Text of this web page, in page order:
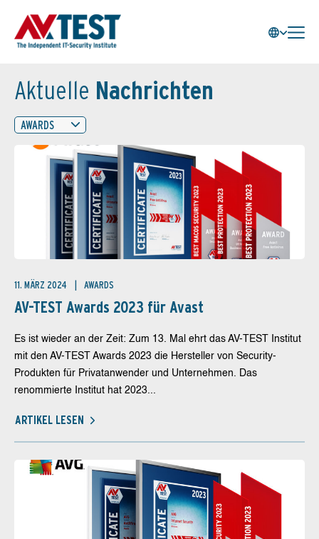
Aktuelle Nachrichten
AWARDS
11. MÄRZ 2024 AWARDS
AV-TEST Awards 2023 für Avast
Es ist wieder an der Zeit: Zum 13. Mal ehrt das AV-TEST Institut
mit den AV-TEST Awards 2023 die Hersteller von Security-
Produkten für Privatanwender und Unternehmen. Das
renommierte Institut hat 2023...
ARTIKEL LESEN